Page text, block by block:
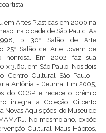
em Artes Plásticas em 2000 na
na cidade de São Paulo. As
o 30º Salão de Arte
25º Salão de Arte Jovem de
honrosa. Em 2002, faz sua
x 3,60, em São Paulo. Nos dois
Centro Cultural São Paulo -
Antônia - Ceuma. Em 2005,
do CCSP e recebe o prêmio
integra a Coleção Gilberto
Novas Aquisições, do Museu de
RJ. No mesmo ano, expõe
Cultural Maus Hábitos,